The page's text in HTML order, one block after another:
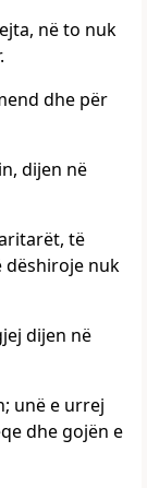
në to nuk
dhe për
dijen në
të
dëshiroje nuk
dijen në
unë e urrej
dhe gojën e